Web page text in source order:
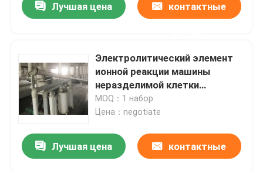
Лучшая цена контактные
Электролитический элемент
ионной реакции машины
неразделимой клетки
серебряный уточняя водный
MOQ：1 набор
Цена：negotiate
Лучшая цена контактные